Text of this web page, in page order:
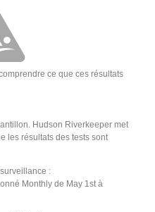
ce que ces résultats
Hudson Riverkeeper met
les résultats des tests sont
:
Monthly de May 1st à